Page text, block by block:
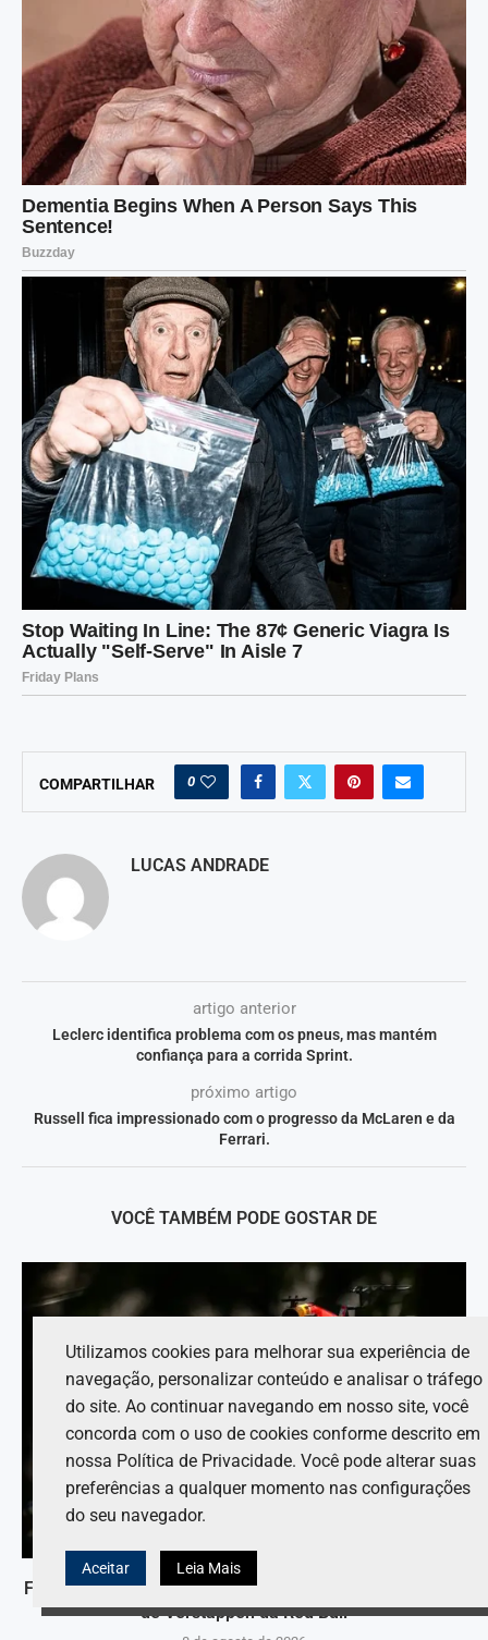
COMPARTILHAR 0
LUCAS ANDRADE
artigo anterior
Leclerc identifica problema com os pneus, mas mantém
confiança para a corrida Sprint.
próximo artigo
Russell fica impressionado com o progresso da McLaren e da
Ferrari.
VOCÊ TAMBÉM PODE GOSTAR DE
Fittipaldi sugere “jogo de cadeiras” com a possível saída
de Verstappen da Red Bull
Utilizamos cookies para melhorar sua experiência de
navegação, personalizar conteúdo e analisar o tráfego
do site. Ao continuar navegando em nosso site, você
concorda com o uso de cookies conforme descrito em
nossa Política de Privacidade. Você pode alterar suas
preferências a qualquer momento nas configurações
do seu navegador.
Aceitar Leia Mais